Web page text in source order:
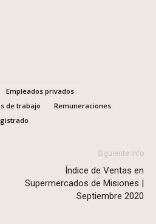
Empleados privados
de trabajo
Remuneraciones
Siguiente Info
Índice de Ventas en
Supermercados de Misiones |
Septiembre 2020